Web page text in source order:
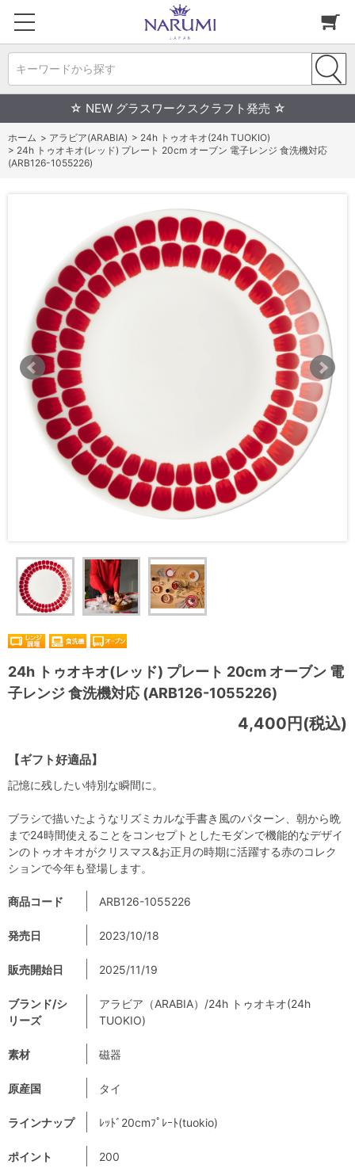
キーワードから探す
☆ NEW グラスワークスクラフト発売 ☆
ホーム > アラビア(ARABIA) > 24h トゥオキオ(24h TUOKIO)
> 24h トゥオキオ(レッド) プレート 20cm オーブン 電子レンジ 食洗機対応
(ARB126-1055226)
24h トゥオキオ(レッド) プレート 20cm オーブン 電
子レンジ 食洗機対応 (ARB126-1055226)
【ギフト好適品】
4,400円(税込)
商品コード ARB126-1055226
発売日 2023/10/18
販売開始日 2025/11/19
ブランド/シ
リーズ
アラビア（ARABIA）/24h トゥオキオ(24h
TUOKIO)
素材 磁器
原産国 タイ
ラインナップ ﾚｯﾄﾞ20cmﾌﾟﾚｰﾄ(tuokio)
ポイント 200
記憶に残したい特別な瞬間に。
ブラシで描いたようなリズミカルな手書き風のパターン、朝から晩
まで24時間使えることをコンセプトとしたモダンで機能的なデザイ
ンのトゥオキオがクリスマス&お正月の時期に活躍する赤のコレク
ションで今年も登場します。